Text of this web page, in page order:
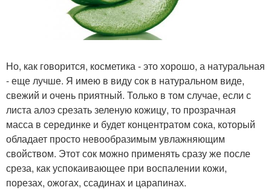
Но, как говорится, косметика - это хорошо, а натуральная
- еще лучше. Я имею в виду сок в натуральном виде,
свежий и очень приятный. Только в том случае, если с
листа алоэ срезать зеленую кожицу, то прозрачная
масса в серединке и будет концентратом сока, который
обладает просто невообразимым увлажняющим
свойством. Этот сок можно применять сразу же после
среза, как успокаивающее при воспалении кожи,
порезах, ожогах, ссадинах и царапинах.